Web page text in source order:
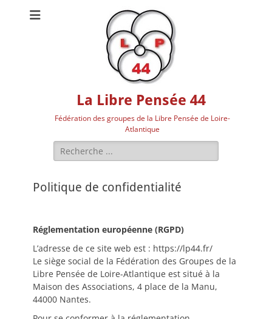
La Libre Pensée 44
Fédération des groupes de la Libre Pensée de Loire-
Atlantique
Rechercher :
Politique de confidentialité
Réglementation européenne (RGPD)
L’adresse de ce site web est : https://lp44.fr/
Le siège social de la Fédération des Groupes de la
Libre Pensée de Loire-Atlantique est situé à la
Maison des Associations, 4 place de la Manu,
44000 Nantes.